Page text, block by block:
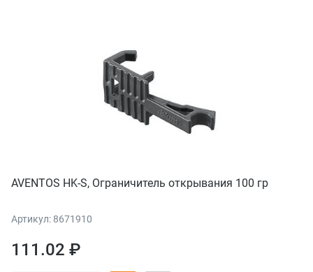
AVENTOS HK-S, Ограничитель открывания 100 гр
Артикул: 8671910
111.02 ₽